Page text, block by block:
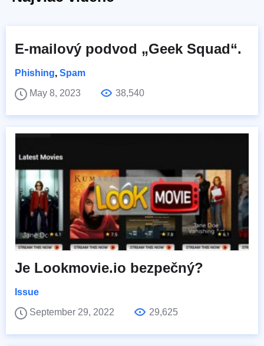
E-mailový podvod „Geek Squad“.
Phishing, Spam
May 8, 2023
38,540
Je Lookmovie.io bezpečný?
Issue
September 29, 2022
29,625